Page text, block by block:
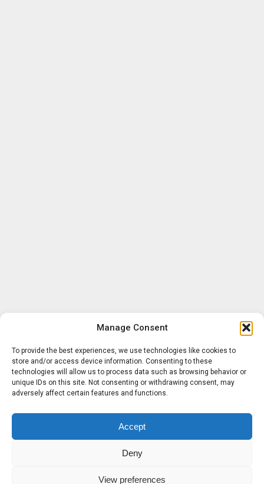
Manage Consent
To provide the best experiences, we use technologies like cookies to
store and/or access device information. Consenting to these
technologies will allow us to process data such as browsing behavior or
unique IDs on this site. Not consenting or withdrawing consent, may
adversely affect certain features and functions.
Accept
Deny
View preferences